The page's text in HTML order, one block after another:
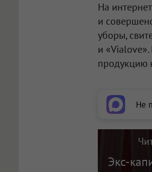
На
и
уборы,
и
продукцию
Не
Экс-